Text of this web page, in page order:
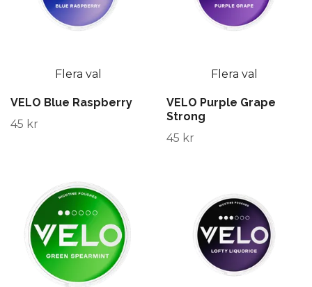
Flera val
VELO Blue Raspberry
45 kr
Flera val
VELO Purple Grape
Strong
45 kr